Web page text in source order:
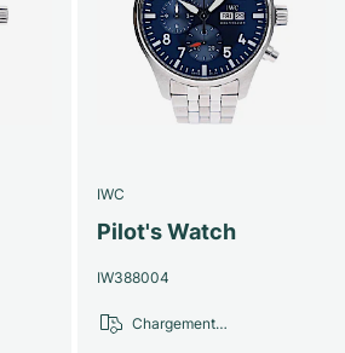
IWC
Pilot's Watch
IW388004
Chargement…